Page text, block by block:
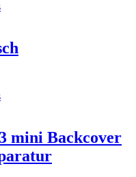
mini Backcover